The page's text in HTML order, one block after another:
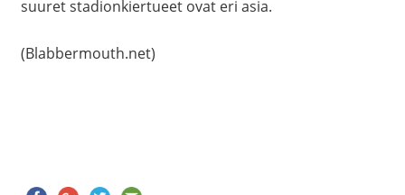
suuret stadionkiertueet ovat eri asia.
(Blabbermouth.net)